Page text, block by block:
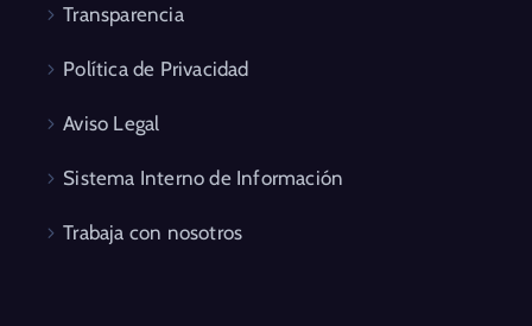
Transparencia
Política de Privacidad
Aviso Legal
Sistema Interno de Información
Trabaja con nosotros